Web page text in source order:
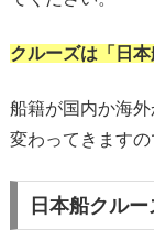
クルーズは「日
船籍が国内か海
変わってきますの
日本船クルー